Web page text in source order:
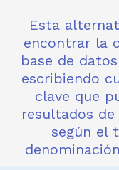
Esta
encontrar la
base de
escribiendo
clave que
resultados
según el